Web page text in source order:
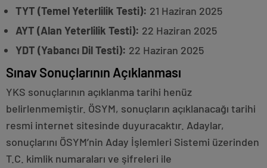
TYT (Temel Yeterlilik Testi): 21 Haziran 2025
AYT (Alan Yeterlilik Testi): 22 Haziran 2025
YDT (Yabancı Dil Testi): 22 Haziran 2025
Sınav Sonuçlarının Açıklanması
YKS sonuçlarının açıklanma tarihi henüz
belirlenmemiştir. ÖSYM, sonuçların açıklanacağı tarihi
resmi internet sitesinde duyuracaktır. Adaylar,
sonuçlarını ÖSYM’nin Aday İşlemleri Sistemi üzerinden
T.C. kimlik numaraları ve şifreleri ile